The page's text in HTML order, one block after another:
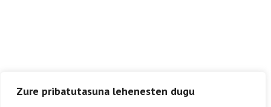
Zure pribatutasuna lehenesten dugu